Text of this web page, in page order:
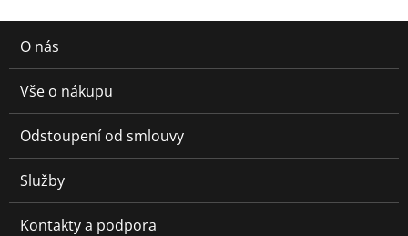
O nás
Vše o nákupu
Odstoupení od smlouvy
Služby
Kontakty a podpora